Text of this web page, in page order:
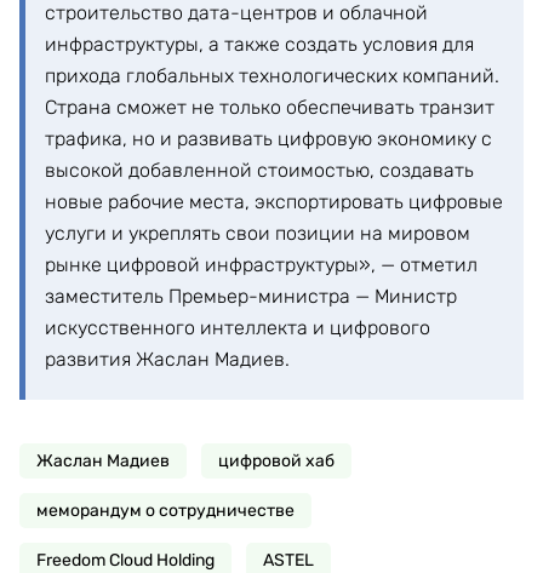
строительство дата-центров и облачной
инфраструктуры, а также создать условия для
прихода глобальных технологических компаний.
Страна сможет не только обеспечивать транзит
трафика, но и развивать цифровую экономику с
высокой добавленной стоимостью, создавать
новые рабочие места, экспортировать цифровые
услуги и укреплять свои позиции на мировом
рынке цифровой инфраструктуры», — отметил
заместитель Премьер-министра — Министр
искусственного интеллекта и цифрового
развития Жаслан Мадиев.
Жаслан Мадиев цифровой хаб
меморандум о сотрудничестве
Freedom Cloud Holding ASTEL